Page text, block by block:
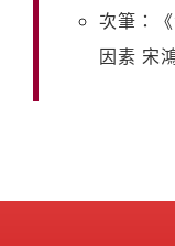
次筆：
因素 宋